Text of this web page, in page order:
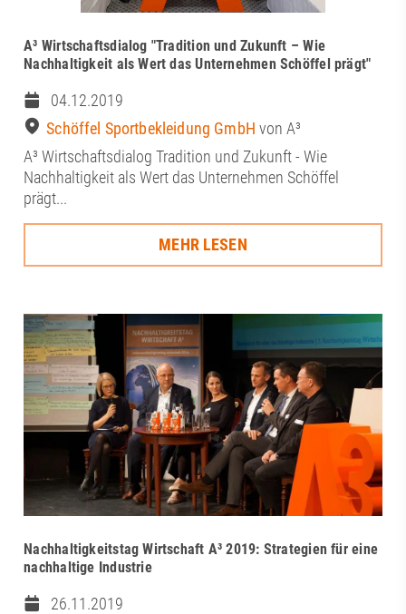
A³ Wirtschaftsdialog "Tradition und Zukunft – Wie
Nachhaltigkeit als Wert das Unternehmen Schöffel prägt"
04.12.2019
Schöffel Sportbekleidung GmbH von A³
A³ Wirtschaftsdialog Tradition und Zukunft - Wie
Nachhaltigkeit als Wert das Unternehmen Schöffel
prägt...
MEHR LESEN
Nachhaltigkeitstag Wirtschaft A³ 2019: Strategien für eine
nachhaltige Industrie
26.11.2019